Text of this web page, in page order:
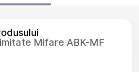
Mifare ABK-MF